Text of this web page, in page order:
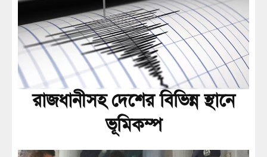
রাজধানীসহ দেশের বিভিন্ন স্থানে
ভূমিকম্প